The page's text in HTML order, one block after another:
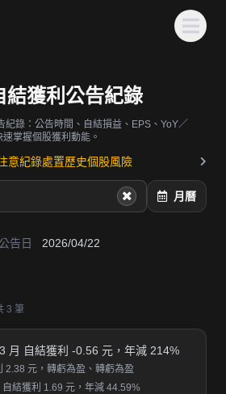
結獲利公告紀錄
紀錄：公告時間、自結損益、EPS、YoY／
掌握個股獲利動能。
意紀錄處置歷史個股風險
月曆
告日 2026/04/22
3 筆
月 自結獲利 -0.56 元，年減 214%
2.38 元，轉虧為盈、轉虧為盈
結獲利 1.69 元，年減 44.59%